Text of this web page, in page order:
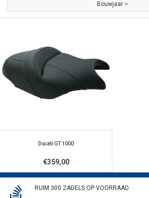
Bouwjaar
Ducati GT 1000
€359,00
RUIM 300 ZADELS OP VOORRAAD